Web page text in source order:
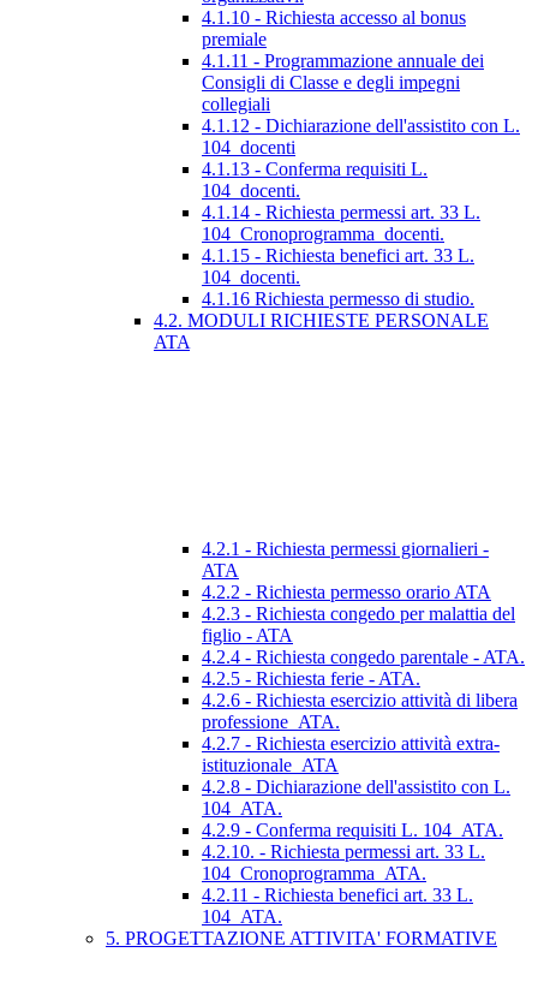
4.1.10 - Richiesta accesso al bonus
premiale
4.1.11 - Programmazione annuale dei
Consigli di Classe e degli impegni
collegiali
4.1.12 - Dichiarazione dell'assistito con L.
104_docenti
4.1.13 - Conferma requisiti L.
104_docenti.
4.1.14 - Richiesta permessi art. 33 L.
104_Cronoprogramma_docenti.
4.1.15 - Richiesta benefici art. 33 L.
104_docenti.
4.1.16 Richiesta permesso di studio.
4.2. MODULI RICHIESTE PERSONALE
ATA
4.2.1 - Richiesta permessi giornalieri -
ATA
4.2.2 - Richiesta permesso orario ATA
4.2.3 - Richiesta congedo per malattia del
figlio - ATA
4.2.4 - Richiesta congedo parentale - ATA.
4.2.5 - Richiesta ferie - ATA.
4.2.6 - Richiesta esercizio attività di libera
professione_ATA.
4.2.7 - Richiesta esercizio attività extra-
istituzionale_ATA
4.2.8 - Dichiarazione dell'assistito con L.
104_ATA.
4.2.9 - Conferma requisiti L. 104_ATA.
4.2.10. - Richiesta permessi art. 33 L.
104_Cronoprogramma_ATA.
4.2.11 - Richiesta benefici art. 33 L.
104_ATA.
5. PROGETTAZIONE ATTIVITA' FORMATIVE